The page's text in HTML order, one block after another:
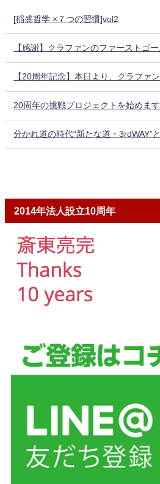
[稲盛哲学 ×７つの習慣]vol2
【感謝】クラファンのファーストゴー
【20周年記念】本日より、クラファ
20周年の挑戦プロジェクトを始めます
分かれ道の時代“新たな道・3rdWAY”
2014年法人設立10周年